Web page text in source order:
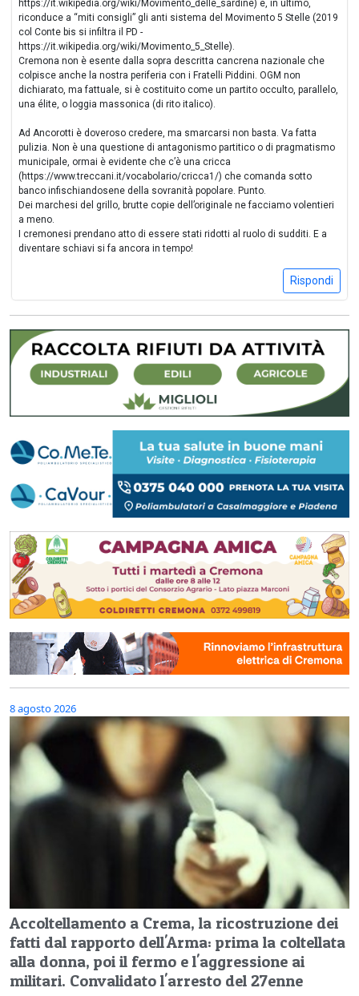
https://it.wikipedia.org/wiki/Movimento_delle_sardine) e, in ultimo,
riconduce a “miti consigli” gli anti sistema del Movimento 5 Stelle (2019
col Conte bis si infiltra il PD -
https://it.wikipedia.org/wiki/Movimento_5_Stelle).
Cremona non è esente dalla sopra descritta cancrena nazionale che
colpisce anche la nostra periferia con i Fratelli Piddini. OGM non
dichiarato, ma fattuale, si è costituito come un partito occulto, parallelo,
una élite, o loggia massonica (di rito italico).
Ad Ancorotti è doveroso credere, ma smarcarsi non basta. Va fatta
pulizia. Non è una questione di antagonismo partitico o di pragmatismo
municipale, ormai è evidente che c’è una cricca
(https://www.treccani.it/vocabolario/cricca1/) che comanda sotto
banco infischiandosene della sovranità popolare. Punto.
Dei marchesi del grillo, brutte copie dell’originale ne facciamo volentieri
a meno.
I cremonesi prendano atto di essere stati ridotti al ruolo di sudditi. E a
diventare schiavi si fa ancora in tempo!
Rispondi
8 agosto 2026
Accoltellamento a Crema, la ricostruzione dei
fatti dal rapporto dell'Arma: prima la coltellata
alla donna, poi il fermo e l'aggressione ai
militari. Convalidato l'arresto del 27enne